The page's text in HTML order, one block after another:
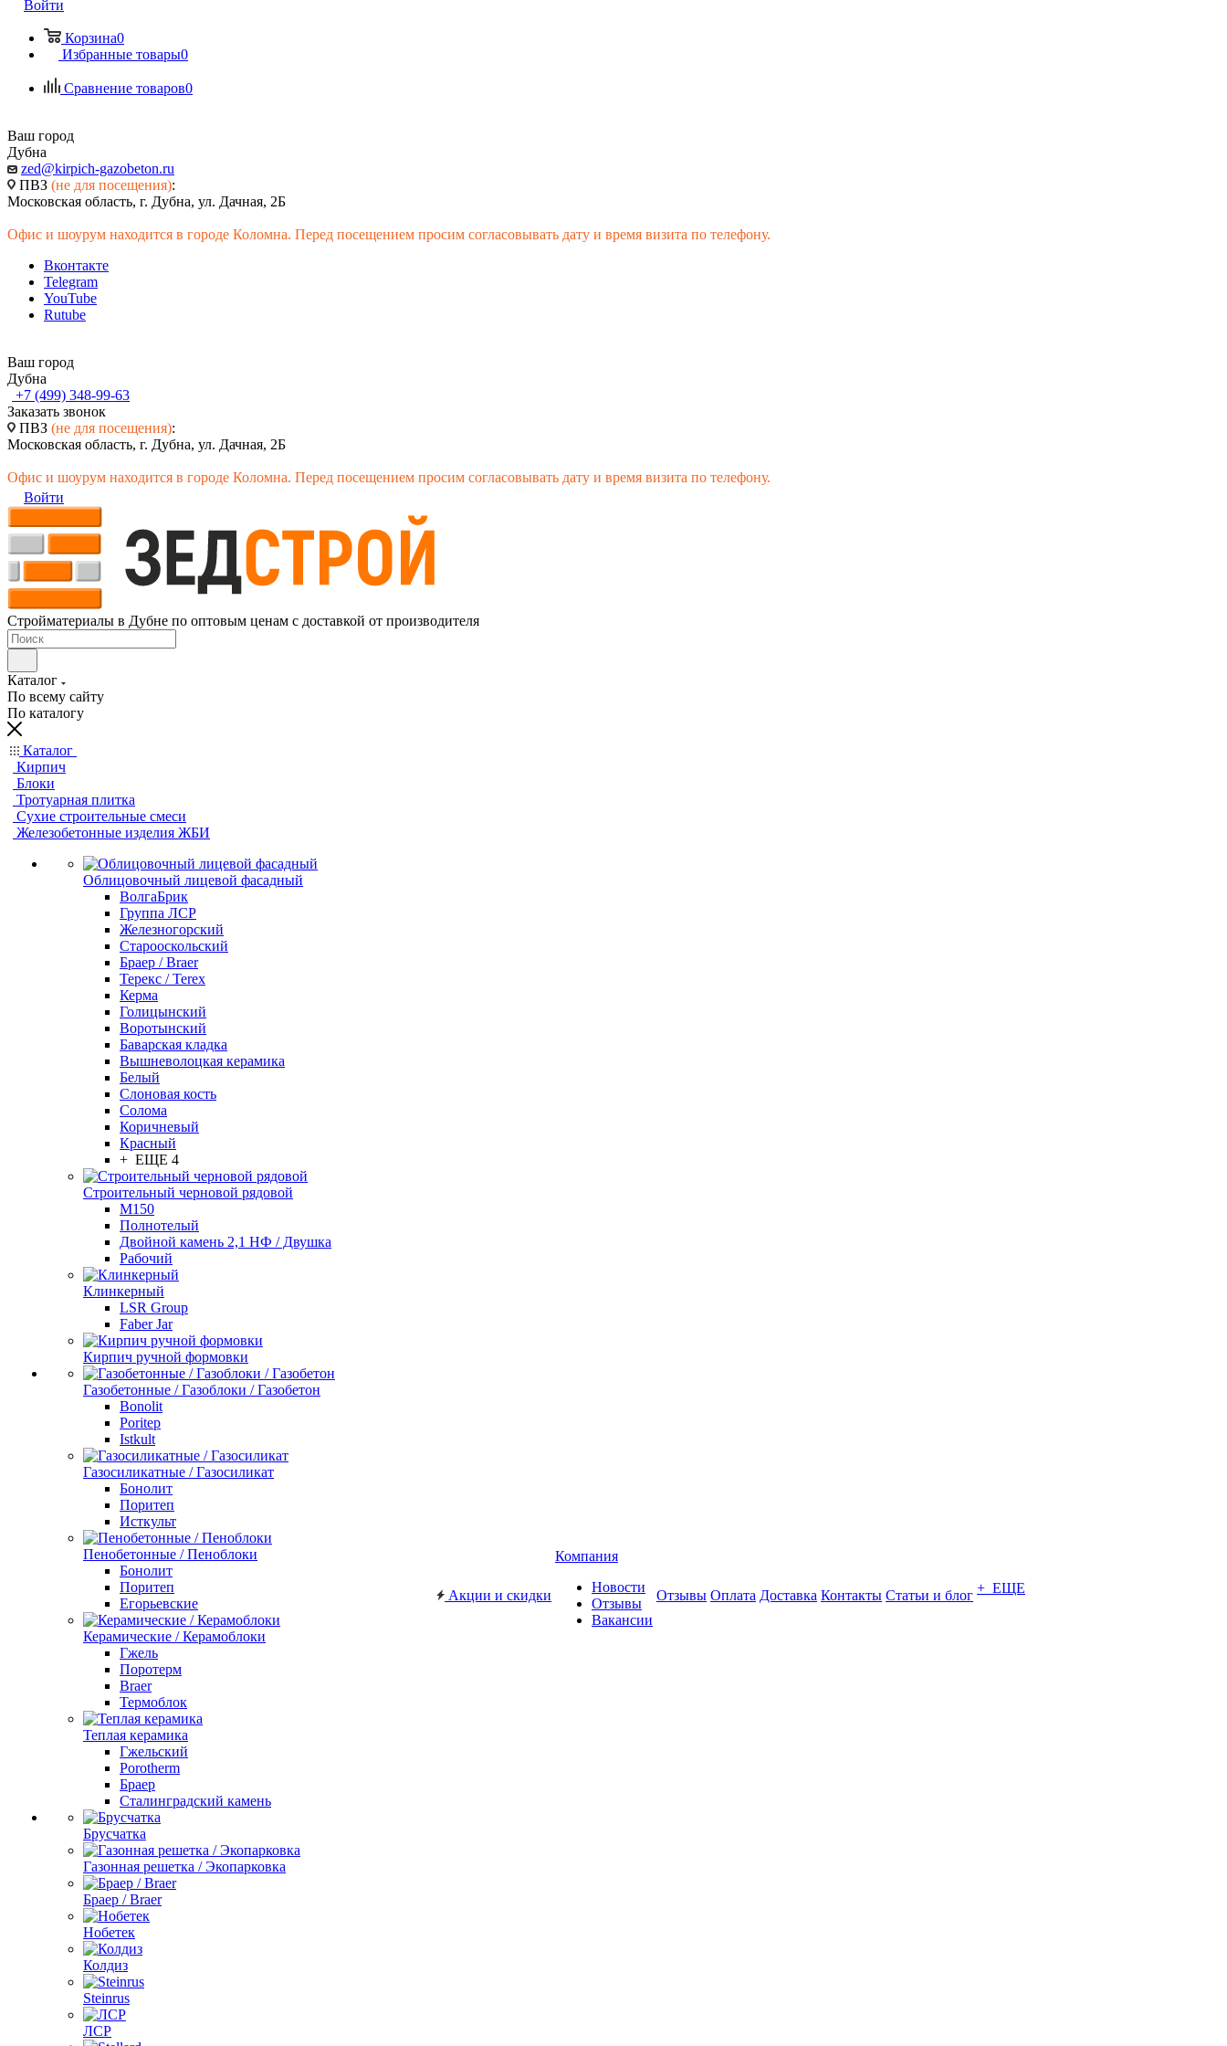
Войти
Корзина0
Избранные товары0
Сравнение товаров0
Ваш город
Дубна
zed@kirpich-gazobeton.ru
ПВЗ (не для посещения):
Московская область, г. Дубна, ул. Дачная, 2Б
Офис и шоурум находится в городе Коломна. Перед посещением просим согласовывать дату и время визита по телефону.
Вконтакте
Telegram
YouTube
Rutube
Ваш город
Дубна
+7 (499) 348-99-63
Заказать звонок
ПВЗ (не для посещения):
Московская область, г. Дубна, ул. Дачная, 2Б
Офис и шоурум находится в городе Коломна. Перед посещением просим согласовывать дату и время визита по телефону.
Войти
Стройматериалы в Дубне по оптовым ценам с доставкой от производителя
Каталог
По всему сайту
По каталогу
Каталог
Кирпич
Блоки
Тротуарная плитка
Сухие строительные смеси
Железобетонные изделия ЖБИ
Облицовочный лицевой фасадный
ВолгаБрик
Группа ЛСР
Железногорский
Старооскольский
Браер / Braer
Терекс / Terex
Керма
Голицынский
Воротынский
Баварская кладка
Вышневолоцкая керамика
Белый
Слоновая кость
Солома
Коричневый
Красный
+ ЕЩЕ 4
Строительный черновой рядовой
М150
Полнотелый
Двойной камень 2,1 НФ / Двушка
Рабочий
Клинкерный
LSR Group
Faber Jar
Кирпич ручной формовки
Газобетонные / Газоблоки / Газобетон
Bonolit
Poritep
Istkult
Газосиликатные / Газосиликат
Бонолит
Поритеп
Исткульт
Пенобетонные / Пеноблоки
Бонолит
Поритеп
Егорьевские
Керамические / Керамоблоки
Гжель
Поротерм
Braer
Термоблок
Теплая керамика
Гжельский
Porotherm
Браер
Сталинградский камень
Брусчатка
Газонная решетка / Экопарковка
Браер / Braer
Нобетек
Колдиз
Steinrus
ЛСР
Акции и скидки
Компания
Новости
Отзывы
Вакансии
Отзывы Оплата Доставка Контакты Статьи и блог + ЕЩЕ